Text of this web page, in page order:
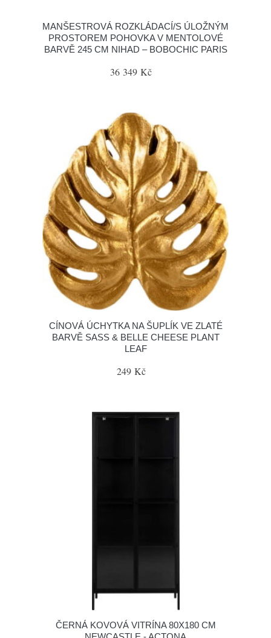
MANŠESTROVÁ ROZKLÁDACÍ/S ÚLOŽNÝM
PROSTOREM POHOVKA V MENTOLOVÉ
BARVĚ 245 CM NIHAD – BOBOCHIC PARIS
36 349 Kč
CÍNOVÁ ÚCHYTKA NA ŠUPLÍK VE ZLATÉ
BARVĚ SASS & BELLE CHEESE PLANT
LEAF
249 Kč
ČERNÁ KOVOVÁ VITRÍNA 80X180 CM